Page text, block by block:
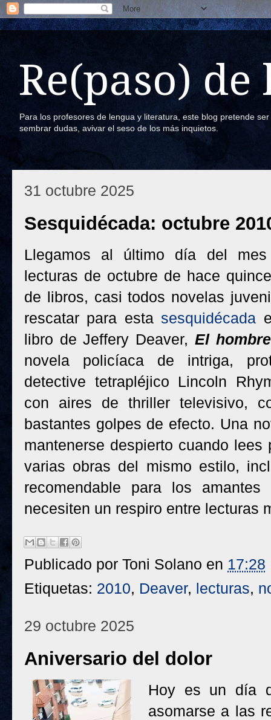
Re(paso) de
Para los profesores de lengua y literatura, este blog pretende
sembrar dudas, avivar el seso de los más inquietos.
31 octubre 2025
Sesquidécada: octubre
Llegamos al último día del
lecturas de octubre de hace
de libros, casi todos novelas
rescatar para esta sesquidécada
libro de Jeffery Deaver, El
novela policíaca de intriga,
detective tetrapléjico Lincoln
con aires de thriller televisivo,
bastantes golpes de efecto. Una
mantenerse despierto cuando
varias obras del mismo estilo,
recomendable para los
necesiten un respiro entre lecturas
Publicado por Toni Solano en 17:28
Etiquetas: 2010, Deaver, lecturas,
29 octubre 2025
Aniversario del dolor
Hoy es un día
asomarse a las